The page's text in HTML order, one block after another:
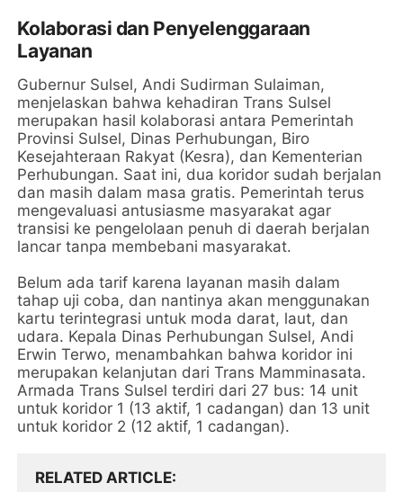
Kolaborasi dan Penyelenggaraan
Layanan
Gubernur Sulsel, Andi Sudirman Sulaiman,
menjelaskan bahwa kehadiran Trans Sulsel
merupakan hasil kolaborasi antara Pemerintah
Provinsi Sulsel, Dinas Perhubungan, Biro
Kesejahteraan Rakyat (Kesra), dan Kementerian
Perhubungan. Saat ini, dua koridor sudah berjalan
dan masih dalam masa gratis. Pemerintah terus
mengevaluasi antusiasme masyarakat agar
transisi ke pengelolaan penuh di daerah berjalan
lancar tanpa membebani masyarakat.
Belum ada tarif karena layanan masih dalam
tahap uji coba, dan nantinya akan menggunakan
kartu terintegrasi untuk moda darat, laut, dan
udara. Kepala Dinas Perhubungan Sulsel, Andi
Erwin Terwo, menambahkan bahwa koridor ini
merupakan kelanjutan dari Trans Mamminasata.
Armada Trans Sulsel terdiri dari 27 bus: 14 unit
untuk koridor 1 (13 aktif, 1 cadangan) dan 13 unit
untuk koridor 2 (12 aktif, 1 cadangan).
RELATED ARTICLE